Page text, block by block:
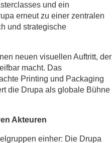
und ein
erneut zu einer zentralen
und strategische
neuen visuellen Auftritt, der
macht. Das
Printing und Packaging
die Drupa als globale Bühne
Akteuren
einher: Die Drupa